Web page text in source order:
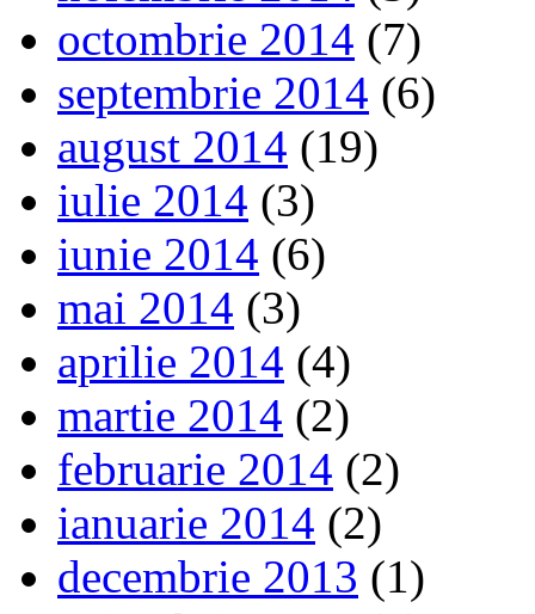
octombrie 2014 (7)
septembrie 2014 (6)
august 2014 (19)
iulie 2014 (3)
iunie 2014 (6)
mai 2014 (3)
aprilie 2014 (4)
martie 2014 (2)
februarie 2014 (2)
ianuarie 2014 (2)
decembrie 2013 (1)